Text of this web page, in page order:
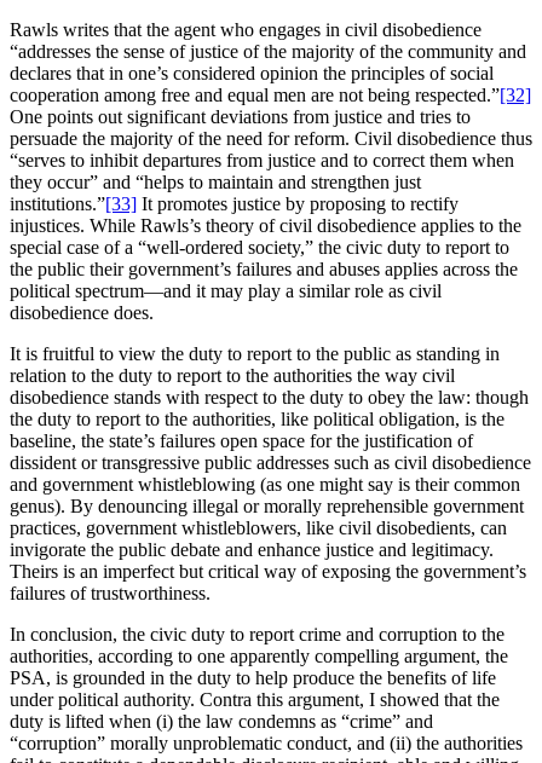
Rawls writes that the agent who engages in civil disobedience
“addresses the sense of justice of the majority of the community and
declares that in one’s considered opinion the principles of social
cooperation among free and equal men are not being respected.”[32]
One points out significant deviations from justice and tries to
persuade the majority of the need for reform. Civil disobedience thus
“serves to inhibit departures from justice and to correct them when
they occur” and “helps to maintain and strengthen just
institutions.”[33] It promotes justice by proposing to rectify
injustices. While Rawls’s theory of civil disobedience applies to the
special case of a “well-ordered society,” the civic duty to report to
the public their government’s failures and abuses applies across the
political spectrum—and it may play a similar role as civil
disobedience does.
It is fruitful to view the duty to report to the public as standing in
relation to the duty to report to the authorities the way civil
disobedience stands with respect to the duty to obey the law: though
the duty to report to the authorities, like political obligation, is the
baseline, the state’s failures open space for the justification of
dissident or transgressive public addresses such as civil disobedience
and government whistleblowing (as one might say is their common
genus). By denouncing illegal or morally reprehensible government
practices, government whistleblowers, like civil disobedients, can
invigorate the public debate and enhance justice and legitimacy.
Theirs is an imperfect but critical way of exposing the government’s
failures of trustworthiness.
In conclusion, the civic duty to report crime and corruption to the
authorities, according to one apparently compelling argument, the
PSA, is grounded in the duty to help produce the benefits of life
under political authority. Contra this argument, I showed that the
duty is lifted when (i) the law condemns as “crime” and
“corruption” morally unproblematic conduct, and (ii) the authorities